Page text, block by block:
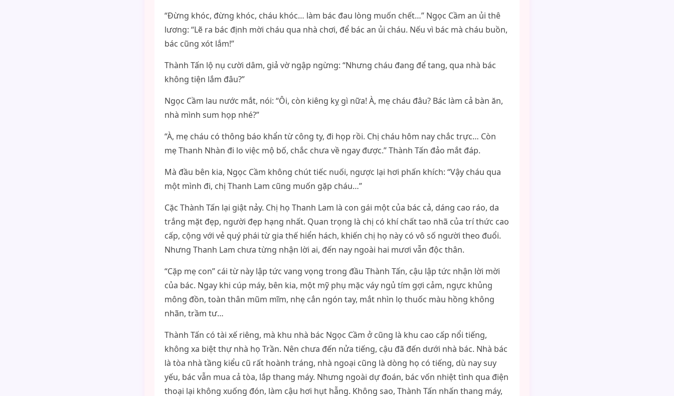
“Đừng khóc, đừng khóc, cháu khóc… làm bác đau lòng muốn chết…” Ngọc Cầm an ủi thê
lương: “Lẽ ra bác định mời cháu qua nhà chơi, để bác an ủi cháu. Nếu vì bác mà cháu buồn,
bác cũng xót lắm!”
Thành Tấn lộ nụ cười dâm, giả vờ ngập ngừng: “Nhưng cháu đang để tang, qua nhà bác
không tiện lắm đâu?”
Ngọc Cầm lau nước mắt, nói: “Ôi, còn kiêng kỵ gì nữa! À, mẹ cháu đâu? Bác làm cả bàn ăn,
nhà mình sum họp nhé?”
“À, mẹ cháu có thông báo khẩn từ công ty, đi họp rồi. Chị cháu hôm nay chắc trực… Còn
mẹ Thanh Nhàn đi lo việc mộ bố, chắc chưa về ngay được.” Thành Tấn đảo mắt đáp.
Mà đầu bên kia, Ngọc Cầm không chút tiếc nuối, ngược lại hơi phấn khích: “Vậy cháu qua
một mình đi, chị Thanh Lam cũng muốn gặp cháu…”
Cặc Thành Tấn lại giật nảy. Chị họ Thanh Lam là con gái một của bác cả, dáng cao ráo, da
trắng mặt đẹp, người đẹp hạng nhất. Quan trọng là chị có khí chất tao nhã của trí thức cao
cấp, cộng với vẻ quý phái từ gia thế hiển hách, khiến chị họ này có vô số người theo đuổi.
Nhưng Thanh Lam chưa từng nhận lời ai, đến nay ngoài hai mươi vẫn độc thân.
“Cặp mẹ con” cái từ này lập tức vang vọng trong đầu Thành Tấn, cậu lập tức nhận lời mời
của bác. Ngay khi cúp máy, bên kia, một mỹ phụ mặc váy ngủ tím gợi cảm, ngực khủng
mông đồn, toàn thân mũm mĩm, nhẹ cắn ngón tay, mắt nhìn lọ thuốc màu hồng không
nhãn, trầm tư…
Thành Tấn có tài xế riêng, mà khu nhà bác Ngọc Cầm ở cũng là khu cao cấp nổi tiếng,
không xa biệt thự nhà họ Trần. Nên chưa đến nửa tiếng, cậu đã đến dưới nhà bác. Nhà bác
là tòa nhà tầng kiểu cũ rất hoành tráng, nhà ngoại cũng là dòng họ có tiếng, dù nay suy
yếu, bác vẫn mua cả tòa, lắp thang máy. Nhưng ngoài dự đoán, bác vốn nhiệt tình qua điện
thoại lại không xuống đón, làm cậu hơi hụt hẫng. Không sao, Thành Tấn nhấn thang máy,